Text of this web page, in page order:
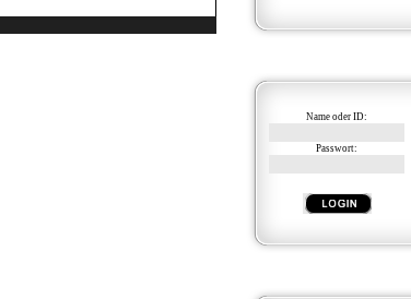
Name oder ID:
Passwort: